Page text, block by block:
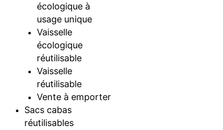
écologique à
usage unique
Vaisselle
écologique
réutilisable
Vaisselle
réutilisable
Vente à emporter
Sacs cabas
réutilisables